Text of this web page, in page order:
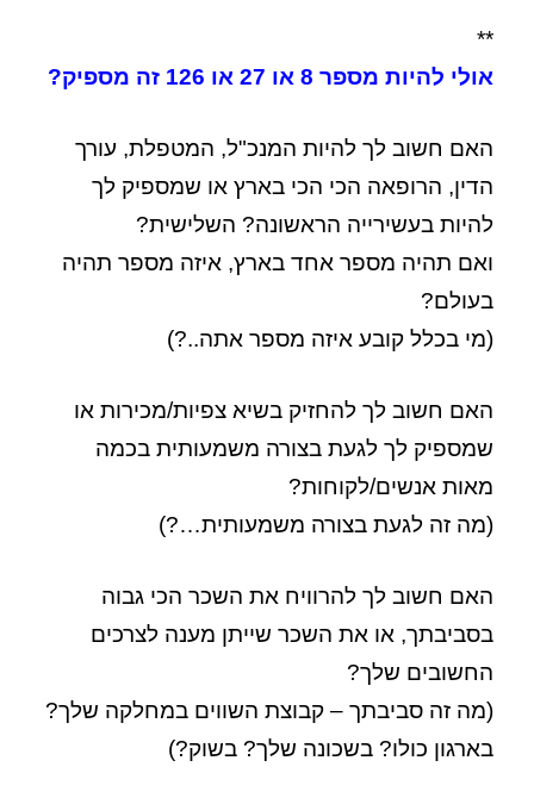
**
אולי להיות מספר 8 או 27 או 126 זה מספיק?
האם חשוב לך להיות המנכ"ל, המטפלת, עורך
הדין, הרופאה הכי הכי בארץ או שמספיק לך
להיות בעשירייה הראשונה? השלישית?
ואם תהיה מספר אחד בארץ, איזה מספר תהיה
בעולם?
(מי בכלל קובע איזה מספר אתה..?)
האם חשוב לך להחזיק בשיא צפיות/מכירות או
שמספיק לך לגעת בצורה משמעותית בכמה
מאות אנשים/לקוחות?
(מה זה לגעת בצורה משמעותית…?)
האם חשוב לך להרוויח את השכר הכי גבוה
בסביבתך, או את השכר שייתן מענה לצרכים
החשובים שלך?
(מה זה סביבתך – קבוצת השווים במחלקה שלך?
בארגון כולו? בשכונה שלך? בשוק?)